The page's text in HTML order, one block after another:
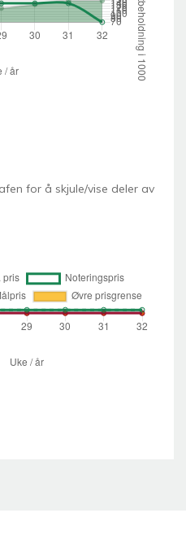
for å skjule/vise deler av